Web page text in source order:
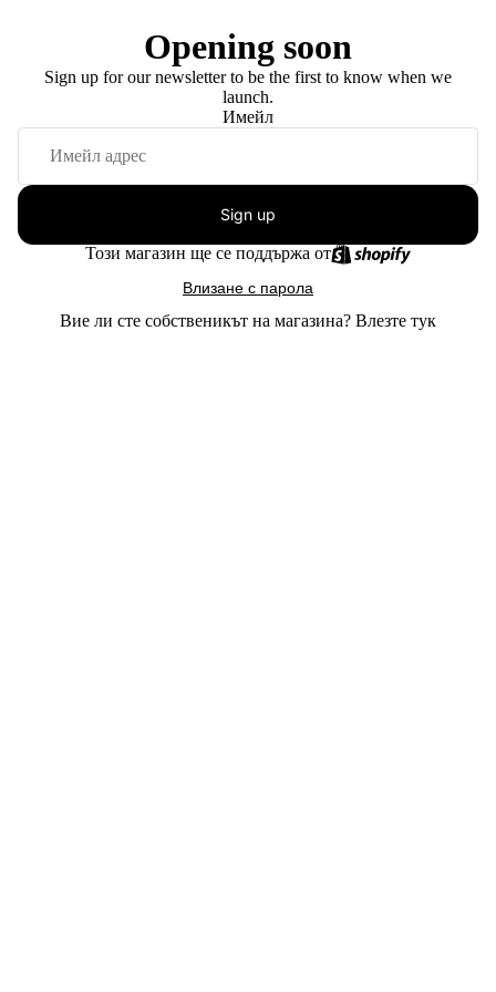
Opening soon
Sign up for our newsletter to be the first to know when we
launch.
Имейл
Sign up
Този магазин ще се поддържа от
Влизане с парола
Вие ли сте собственикът на магазина? Влезте тук